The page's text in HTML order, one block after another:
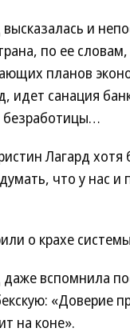
и
по ее
планов
идет санация
безработицы…
Лагард хотя
что у нас и
о крахе
даже вспомнила
«Доверие
на коне».